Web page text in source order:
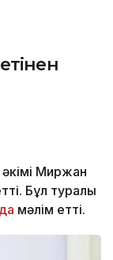
Миржан
Бұл туралы
мәлім етті.